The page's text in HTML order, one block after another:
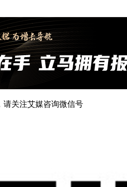
请关注艾媒咨询微信号